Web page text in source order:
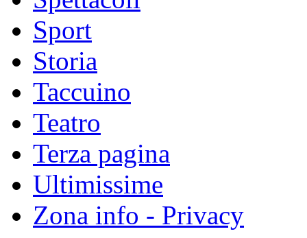
Sport
Storia
Taccuino
Teatro
Terza pagina
Ultimissime
Zona info - Privacy